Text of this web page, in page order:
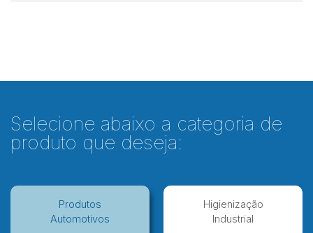
Selecione abaixo a categoria de
produto que deseja:
Produtos
Automotivos
Higienização
Industrial